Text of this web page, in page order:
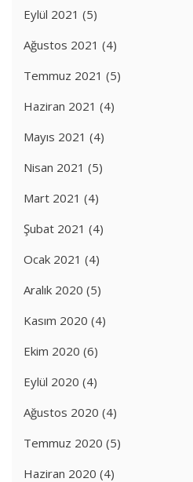
Eylül 2021 (5)
Ağustos 2021 (4)
Temmuz 2021 (5)
Haziran 2021 (4)
Mayıs 2021 (4)
Nisan 2021 (5)
Mart 2021 (4)
Şubat 2021 (4)
Ocak 2021 (4)
Aralık 2020 (5)
Kasım 2020 (4)
Ekim 2020 (6)
Eylül 2020 (4)
Ağustos 2020 (4)
Temmuz 2020 (5)
Haziran 2020 (4)